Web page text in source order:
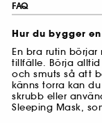
FAQ
Hur du bygger
En bra rutin
tillfälle. Börja
och smuts så att
känns torra kan
skrubb eller
Sleeping Mask,